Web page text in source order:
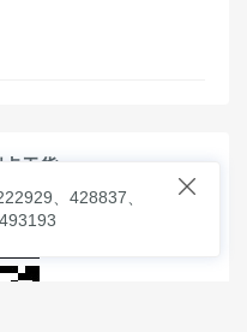
干货

、428837、